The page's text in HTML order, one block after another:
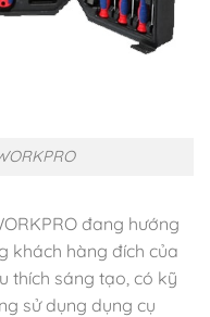
đang hướng
khách hàng đích của
thích sáng tạo, có kỹ
sử dụng dụng cụ